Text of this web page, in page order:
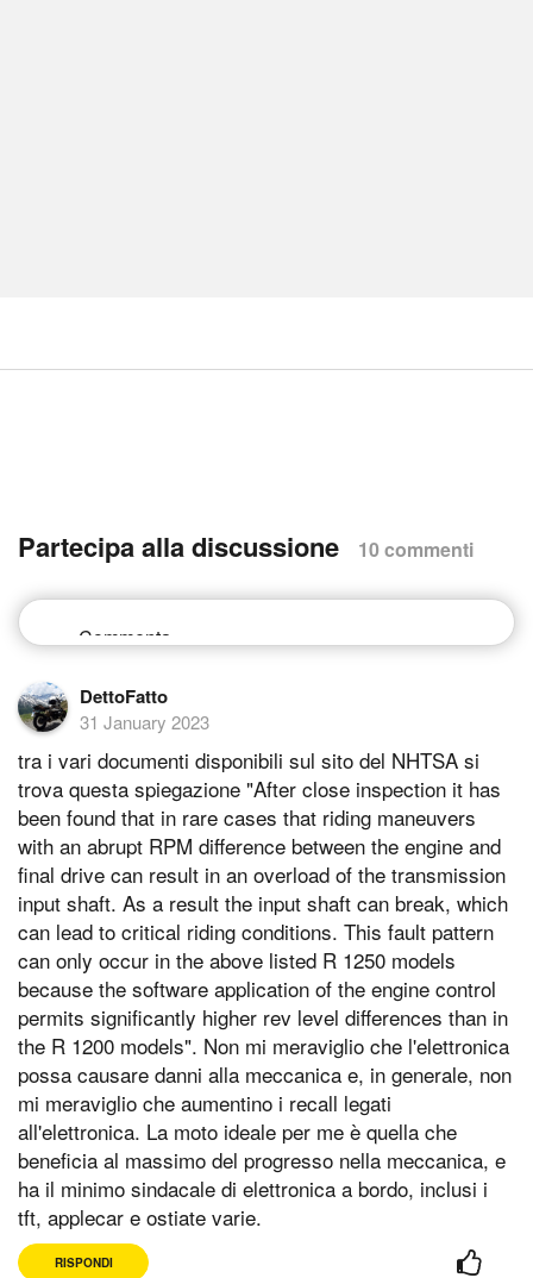
Partecipa alla discussione 10 commenti
DettoFatto
31 January 2023
tra i vari documenti disponibili sul sito del NHTSA si
trova questa spiegazione "After close inspection it has
been found that in rare cases that riding maneuvers
with an abrupt RPM difference between the engine and
final drive can result in an overload of the transmission
input shaft. As a result the input shaft can break, which
can lead to critical riding conditions. This fault pattern
can only occur in the above listed R 1250 models
because the software application of the engine control
permits significantly higher rev level differences than in
the R 1200 models". Non mi meraviglio che l'elettronica
possa causare danni alla meccanica e, in generale, non
mi meraviglio che aumentino i recall legati
all'elettronica. La moto ideale per me è quella che
beneficia al massimo del progresso nella meccanica, e
ha il minimo sindacale di elettronica a bordo, inclusi i
tft, applecar e ostiate varie.
RISPONDI